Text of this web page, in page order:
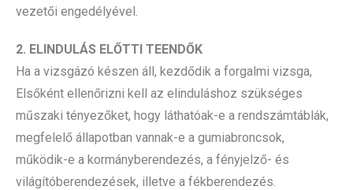
vezetői engedélyével.
2. ELINDULÁS ELŐTTI TEENDŐK
Ha a vizsgázó készen áll, kezdődik a forgalmi vizsga,
Elsőként ellenőrizni kell az elinduláshoz szükséges
műszaki tényezőket, hogy láthatóak-e a rendszámtáblák,
megfelelő állapotban vannak-e a gumiabroncsok,
működik-e a kormányberendezés, a fényjelző- és
világítóberendezések, illetve a fékberendezés.